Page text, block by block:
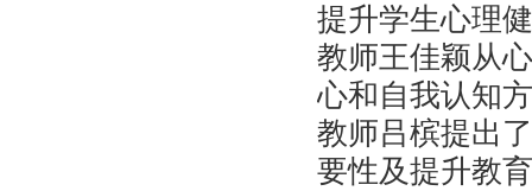
提升学生心理
教师王佳颖从
心和自我认知
教师吕槟提出
要性及提升教